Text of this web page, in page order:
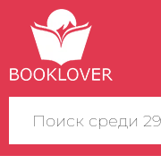
Поиск
по
сайту